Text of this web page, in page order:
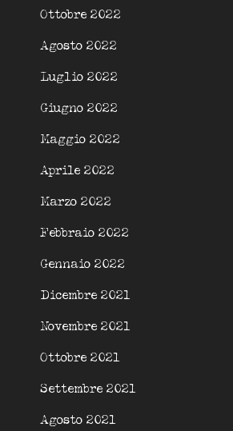
Ottobre 2022
Agosto 2022
Luglio 2022
Giugno 2022
Maggio 2022
Aprile 2022
Marzo 2022
Febbraio 2022
Gennaio 2022
Dicembre 2021
Novembre 2021
Ottobre 2021
Settembre 2021
Agosto 2021